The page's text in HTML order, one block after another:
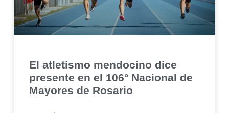
El atletismo mendocino dice
presente en el 106° Nacional de
Mayores de Rosario